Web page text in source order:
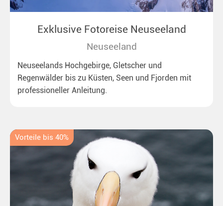
Exklusive Fotoreise Neuseeland
Neuseeland
Neuseelands Hochgebirge, Gletscher und
Regenwälder bis zu Küsten, Seen und Fjorden mit
professioneller Anleitung.
Vorteile bis 40%